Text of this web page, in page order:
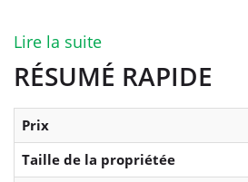
Lire la suite
RÉSUMÉ RAPIDE
Prix
Taille de la propriétée